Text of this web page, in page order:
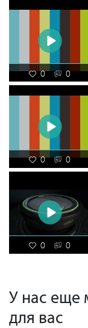
0 0
0 0
0 0
У нас еще
для вас